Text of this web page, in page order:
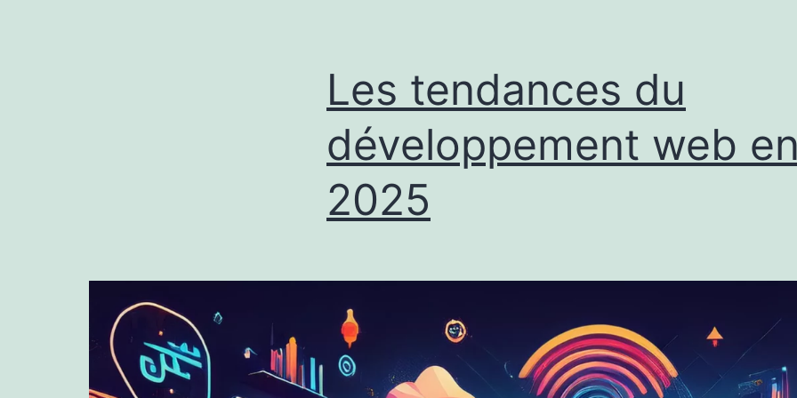
Les tendances du
développement web
2025